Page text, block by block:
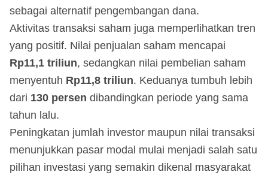
sebagai alternatif pengembangan dana.
Aktivitas transaksi saham juga memperlihatkan tren
yang positif. Nilai penjualan saham mencapai
Rp11,1 triliun, sedangkan nilai pembelian saham
menyentuh Rp11,8 triliun. Keduanya tumbuh lebih
dari 130 persen dibandingkan periode yang sama
tahun lalu.
Peningkatan jumlah investor maupun nilai transaksi
menunjukkan pasar modal mulai menjadi salah satu
pilihan investasi yang semakin dikenal masyarakat